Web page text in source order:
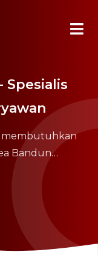
Spesialis
membutuhkan
Bandun…